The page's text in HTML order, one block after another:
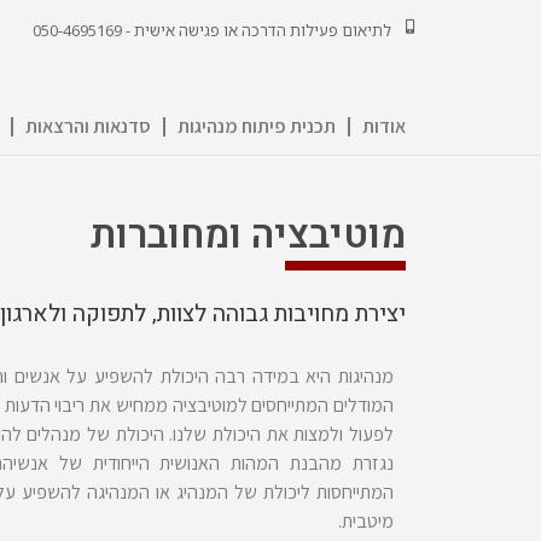
לתיאום פעילות הדרכה או פגישה אישית - 050-4695169
אודות תכנית פיתוח מנהיגות סדנאות והרצאות
מוטיבציה ומחוברות
יצירת מחויבות גבוהה לצוות, לתפוקה ולארגון
מנהיגות היא במידה רבה היכולת להשפיע על אנשים
המודלים המתייחסים למוטיבציה ממחיש את ריבוי הדעות
לפעול ולמצות את היכולת שלנו. היכולת של מנהלים
נגזרת מהבנת המהות האנושית הייחודית של
המתייחסות ליכולת של המנהיג או המנהיגה להשפיע
מיטבית.